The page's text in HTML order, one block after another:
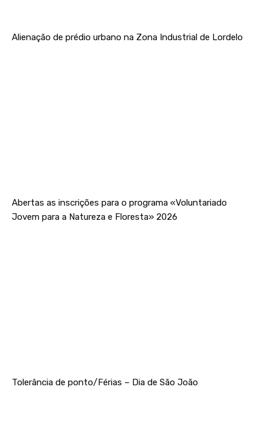
Alienação de prédio urbano na Zona Industrial de Lordelo
Abertas as inscrições para o programa «Voluntariado
Jovem para a Natureza e Floresta» 2026
Tolerância de ponto/Férias – Dia de São João